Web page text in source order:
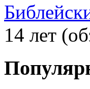
14 лет